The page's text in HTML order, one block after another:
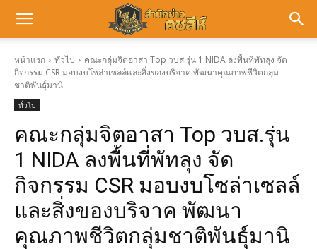
หน้าแรก ทั่วไป
คณะกลุ่มจิตอาสา Top วบส.รุ่น 1 NIDA ลงพื้นที่พัทลุง จัด
กิจกรรม CSR มอบงบโซล่าเซลล์และสิ่งของบริจาค พัฒนาคุณภาพชีวิตกลุ่ม
ชาติพันธุ์มานิ
ทั่วไป
คณะกลุ่มจิตอาสา Top วบส.รุ่น
1 NIDA ลงพื้นที่พัทลุง จัด
กิจกรรม CSR มอบงบโซล่าเซลล์
และสิ่งของบริจาค พัฒนา
คุณภาพชีวิตกลุ่มชาติพันธุ์มานิ